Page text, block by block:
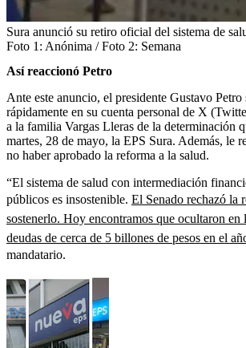
Sura anunció su retiro oficial del sistema de
Foto 1: Anónima / Foto 2: Semana
Así reaccionó Petro
Ante este anuncio, el presidente Gustavo
rápidamente en su cuenta personal de X
a la familia Vargas Lleras de la determinación
martes, 28 de mayo, la EPS Sura. Además, le
no haber aprobado la reforma a la salud.
“El sistema de salud con intermediación
públicos es insostenible. El Senado rechazó la
sostenerlo. Hoy encontramos que ocultaron en
deudas de cerca de 5 billones de pesos en el
mandatario.